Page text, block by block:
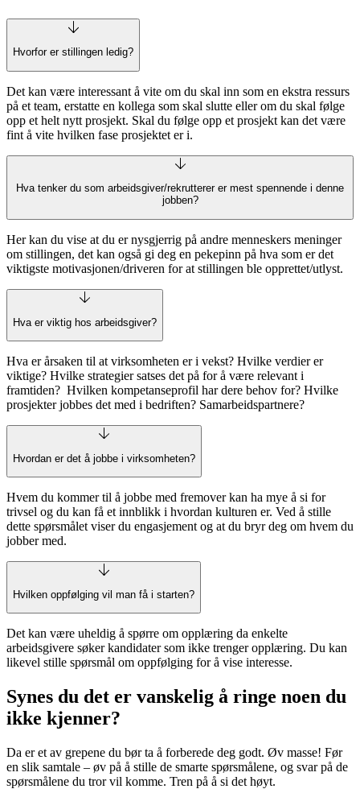
Hvorfor er stillingen ledig?
Det kan være interessant å vite om du skal inn som en ekstra ressurs
på et team, erstatte en kollega som skal slutte eller om du skal følge
opp et helt nytt prosjekt. Skal du følge opp et prosjekt kan det være
fint å vite hvilken fase prosjektet er i.
Hva tenker du som arbeidsgiver/rekrutterer er mest spennende i denne
jobben?
Her kan du vise at du er nysgjerrig på andre menneskers meninger
om stillingen, det kan også gi deg en pekepinn på hva som er det
viktigste motivasjonen/driveren for at stillingen ble opprettet/utlyst.
Hva er viktig hos arbeidsgiver?
Hva er årsaken til at virksomheten er i vekst? Hvilke verdier er
viktige? Hvilke strategier satses det på for å være relevant i
framtiden? Hvilken kompetanseprofil har dere behov for? Hvilke
prosjekter jobbes det med i bedriften? Samarbeidspartnere?
Hvordan er det å jobbe i virksomheten?
Hvem du kommer til å jobbe med fremover kan ha mye å si for
trivsel og du kan få et innblikk i hvordan kulturen er. Ved å stille
dette spørsmålet viser du engasjement og at du bryr deg om hvem du
jobber med.
Hvilken oppfølging vil man få i starten?
Det kan være uheldig å spørre om opplæring da enkelte
arbeidsgivere søker kandidater som ikke trenger opplæring. Du kan
likevel stille spørsmål om oppfølging for å vise interesse.
Synes du det er vanskelig å ringe noen du
ikke kjenner?
Da er et av grepene du bør ta å forberede deg godt. Øv masse! Før
en slik samtale – øv på å stille de smarte spørsmålene, og svar på de
spørsmålene du tror vil komme. Tren på å si det høyt.